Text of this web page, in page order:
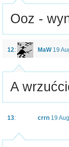
Ooz -
12: MaW 19
A
13: crrn 19